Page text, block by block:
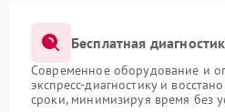
Бесплатная
Современное оборудование и
экспресс-диагностику и
сроки, минимизируя время без